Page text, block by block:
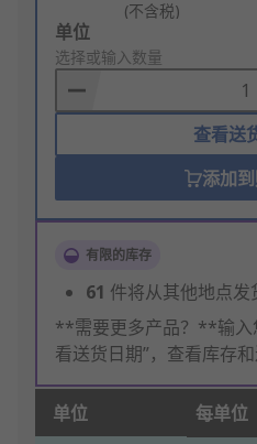
(不含税)
Add
to
Basket
单位
选择或输入数量
查看送
添加
有限的库存
61 件将从其他地点发
**需要更多产品？**输入
看送货日期”，查看库存和
单位 每单位